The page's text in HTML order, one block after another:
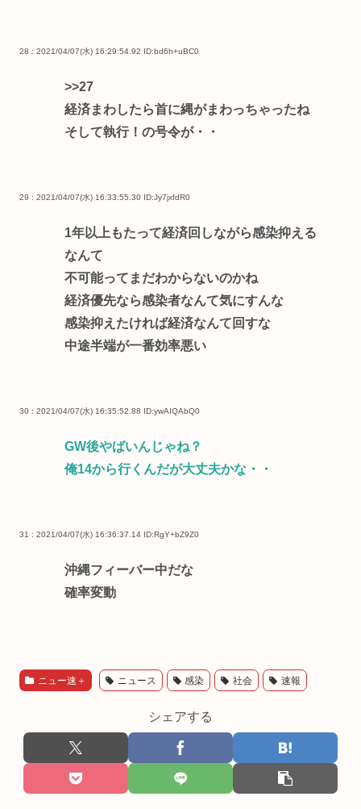
28 : 2021/04/07(水) 16:29:54.92 ID:bd6h+uBC0
>>27
経済まわしたら首に縄がまわっちゃったね
そして執行！の号令が・・
29 : 2021/04/07(水) 16:33:55.30 ID:Jy7jxfdR0
1年以上もたって経済回しながら感染抑える
なんて
不可能ってまだわからないのかね
経済優先なら感染者なんて気にすんな
感染抑えたければ経済なんて回すな
中途半端が一番効率悪い
30 : 2021/04/07(水) 16:35:52.88 ID:ywAIQAbQ0
GW後やばいんじゃね？
俺14から行くんだが大丈夫かな・・
31 : 2021/04/07(水) 16:36:37.14 ID:RgY+bZ9Z0
沖縄フィーバー中だな
確率変動
ニュー速＋ ニュース 感染 社会 速報
シェアする